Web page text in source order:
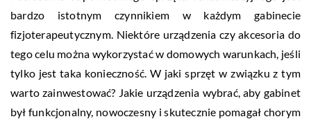
bardzo istotnym czynnikiem w każdym gabinecie
fizjoterapeutycznym. Niektóre urządzenia czy akcesoria do
tego celu można wykorzystać w domowych warunkach, jeśli
tylko jest taka konieczność. W jaki sprzęt w związku z tym
warto zainwestować? Jakie urządzenia wybrać, aby gabinet
był funkcjonalny, nowoczesny i skutecznie pomagał chorym